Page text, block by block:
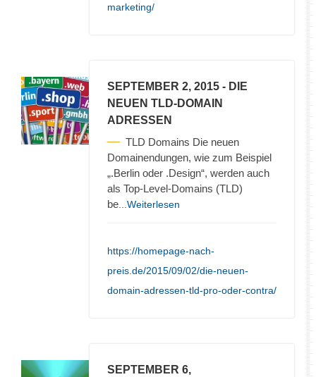
marketing/
SEPTEMBER 2, 2015 - DIE
NEUEN TLD-DOMAIN
ADRESSEN
TLD Domains Die neuen
Domainendungen, wie zum Beispiel
„.Berlin oder .Design“, werden auch
als Top-Level-Domains (TLD)
be ...Weiterlesen
https://homepage-nach-
preis.de/2015/09/02/die-neuen-
domain-adressen-tld-pro-oder-contra/
SEPTEMBER 6,